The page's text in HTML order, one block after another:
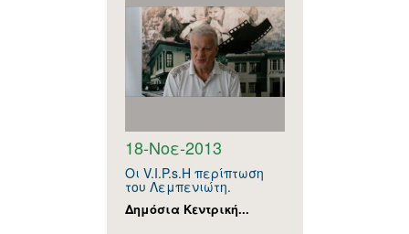
18-Νοε-2013
Οι V.I.P.s.Η περίπτωση
του Λεμπενιώτη.
Δημόσια Κεντρική...